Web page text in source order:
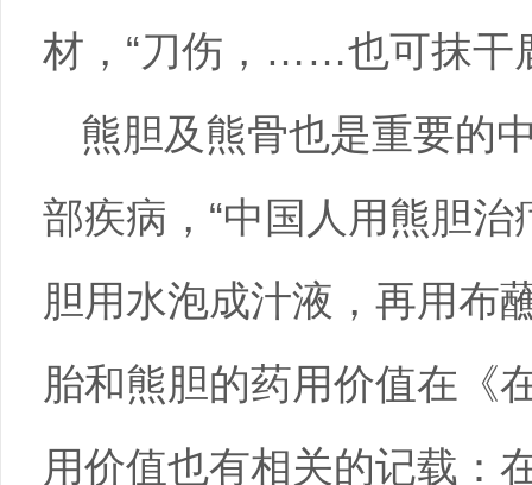
材，“刀伤，……也可抹干
熊胆及熊骨也是重要的
部疾病，“中国人用熊胆
胆用水泡成汁液，再用布
胎和熊胆的药用价值在《
用价值也有相关的记载：